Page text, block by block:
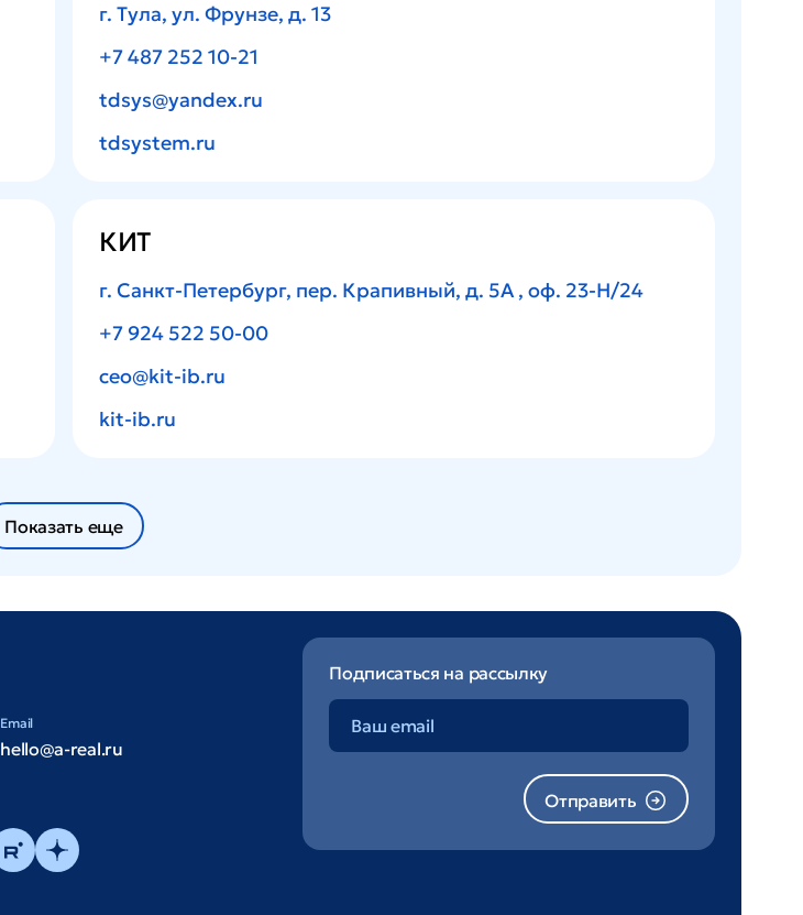
г. Тула, ул. Фрунзе, д. 13
+7 487 252 10-21
tdsys@yandex.ru
tdsystem.ru
КИТ
г. Санкт-Петербург, пер. Крапивный, д. 5А, оф. 23-Н/24
+7 924 522 50-00
ceo@kit-ib.ru
kit-ib.ru
Показать еще
Email
hello@a-real.ru
Подписаться на рассылку
Отправить